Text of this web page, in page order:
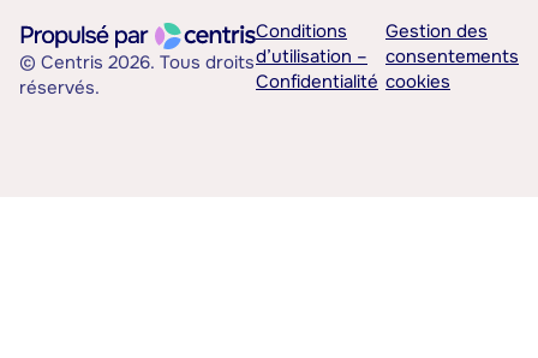
© Centris 2026. Tous droits
réservés.
Conditions
d’utilisation –
Confidentialité
Gestion des
consentements
cookies